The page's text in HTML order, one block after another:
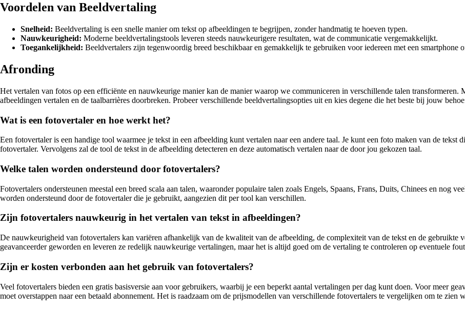
Voordelen van Beeldvertaling
Snelheid: Beeldvertaling is een snelle manier om tekst op afbeeldingen te begrijpen, zonder handmatig te hoeven typen.
Nauwkeurigheid: Moderne beeldvertalingstools leveren steeds nauwkeurigere resultaten, wat de communicatie vergemakkelijkt.
Toegankelijkheid: Beeldvertalers zijn tegenwoordig breed beschikbaar en gemakkelijk te gebruiken voor iedereen met een smartphone
Afronding
Het vertalen van fotos op een efficiënte en nauwkeurige manier kan de manier waarop we communiceren in verschillende talen transformeren.
afbeeldingen vertalen en de taalbarrières doorbreken. Probeer verschillende beeldvertalingsopties uit en kies degene die het beste bij jouw
Wat is een fotovertaler en hoe werkt het?
Een fotovertaler is een handige tool waarmee je tekst in een afbeelding kunt vertalen naar een andere taal. Je kunt een foto maken van de tekst
fotovertaler. Vervolgens zal de tool de tekst in de afbeelding detecteren en deze automatisch vertalen naar de door jou gekozen taal.
Welke talen worden ondersteund door fotovertalers?
Fotovertalers ondersteunen meestal een breed scala aan talen, waaronder populaire talen zoals Engels, Spaans, Frans, Duits, Chinees en nog
worden ondersteund door de fotovertaler die je gebruikt, aangezien dit per tool kan verschillen.
Zijn fotovertalers nauwkeurig in het vertalen van tekst in afbeeldingen?
De nauwkeurigheid van fotovertalers kan variëren afhankelijk van de kwaliteit van de afbeelding, de complexiteit van de tekst en de gebruikte
geavanceerder geworden en leveren ze redelijk nauwkeurige vertalingen, maar het is altijd goed om de vertaling te controleren op eventuele
Zijn er kosten verbonden aan het gebruik van fotovertalers?
Veel fotovertalers bieden een gratis basisversie aan voor gebruikers, waarbij je een beperkt aantal vertalingen per dag kunt doen. Voor meer
moet overstappen naar een betaald abonnement. Het is raadzaam om de prijsmodellen van verschillende fotovertalers te vergelijken om te zien